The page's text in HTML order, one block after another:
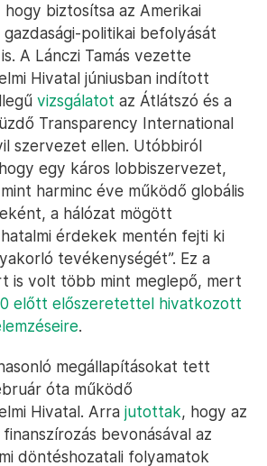
hogy biztosítsa az Amerikai
politikai befolyását
A Lánczi Tamás vezette
Hivatal júniusban indított
vizsgálatot az Átlátszó és a
Transparency International
szervezet ellen. Utóbbiról
egy káros lobbiszervezet,
harminc éve működő globális
a hálózat mögött
érdekek mentén fejti ki
tevékenységét”. Ez a
is volt több mint meglepő, mert
előtt előszeretettel hivatkozott
.
megállapításokat tett
óta működő
Hivatal. Arra jutottak, hogy az
bevonásával az
döntéshozatali folyamatok